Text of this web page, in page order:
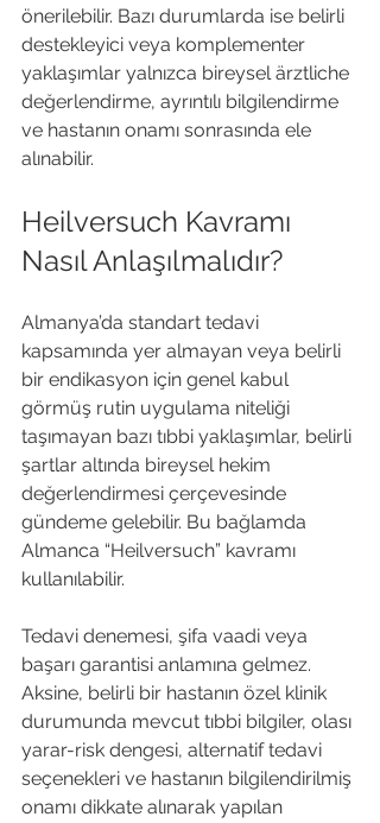
önerilebilir. Bazı durumlarda ise belirli
destekleyici veya komplementer
yaklaşımlar yalnızca bireysel ärztliche
değerlendirme, ayrıntılı bilgilendirme
ve hastanın onamı sonrasında ele
alınabilir.
Heilversuch Kavramı
Nasıl Anlaşılmalıdır?
Almanya’da standart tedavi
kapsamında yer almayan veya belirli
bir endikasyon için genel kabul
görmüş rutin uygulama niteliği
taşımayan bazı tıbbi yaklaşımlar, belirli
şartlar altında bireysel hekim
değerlendirmesi çerçevesinde
gündeme gelebilir. Bu bağlamda
Almanca “Heilversuch” kavramı
kullanılabilir.
Tedavi denemesi, şifa vaadi veya
başarı garantisi anlamına gelmez.
Aksine, belirli bir hastanın özel klinik
durumunda mevcut tıbbi bilgiler, olası
yarar-risk dengesi, alternatif tedavi
seçenekleri ve hastanın bilgilendirilmiş
onamı dikkate alınarak yapılan